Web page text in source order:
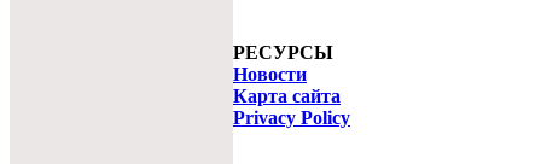
РЕСУРСЫ
Новости
Карта сайта
Privacy Policy